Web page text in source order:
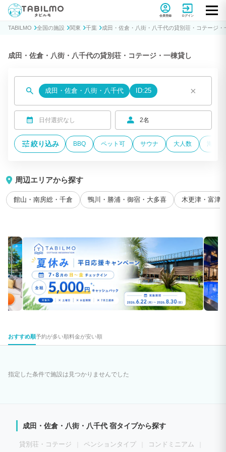
貸別荘コテージ・一棟貸し宿泊予約サイトTABILMO(タビルモ)
会員登録 ログイン
TABILMO 全国の施設 関東 千葉 成田・佐倉・八街・八千代の貸別荘・コテージ・
成田・佐倉・八街・八千代の貸別荘・コテージ・一棟貸し
成田・佐倉・八街・八千代 ID:25 ×
日付選択なし 2名
絞り込み BBQ ペット可 サウナ 大人数 海が
周辺エリアから探す
館山・南房総・千倉 鴨川・勝浦・御宿・大多喜 木更津・富津
おすすめ順予約が多い順料金が安い順
指定した条件で施設は見つかりませんでした
成田・佐倉・八街・八千代 宿タイプから探す
貸別荘・コテージ ペンションタイプ コンドミニアム